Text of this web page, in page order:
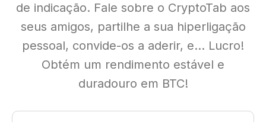
de indicação. Fale sobre o CryptoTab aos
seus amigos, partilhe a sua hiperligação
pessoal, convide-os a aderir, e... Lucro!
Obtém um rendimento estável e
duradouro em BTC!